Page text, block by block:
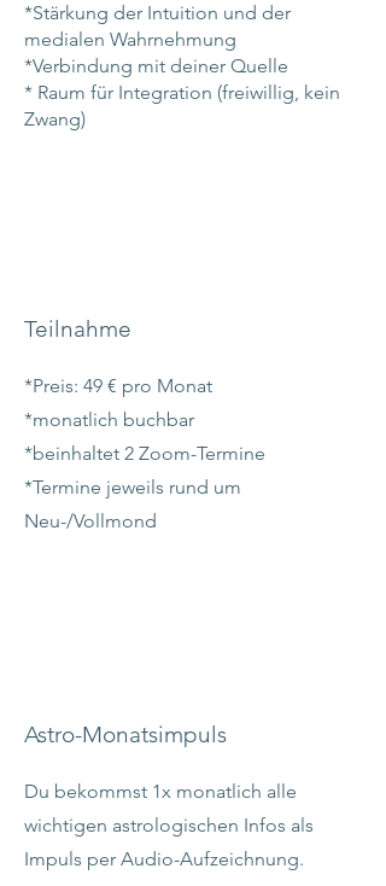
*Stärkung der Intuition und der
medialen Wahrnehmung
*Verbindung mit deiner Quelle
* Raum für Integration (freiwillig, kein
Zwang)
Teilnahme
*Preis: 49 € pro Monat
*monatlich buchbar
*beinhaltet 2 Zoom-Termine
*Termine jeweils rund um
Neu-/Vollmond
Astro-Monatsimpuls
Du bekommst 1x monatlich alle
wichtigen astrologischen Infos als
Impuls per Audio-Aufzeichnung.